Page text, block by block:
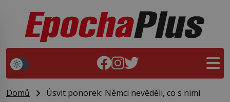
Domů Úsvit ponorek: Němci nevěděli, co s nimi